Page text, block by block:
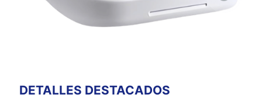
DETALLES DESTACADOS